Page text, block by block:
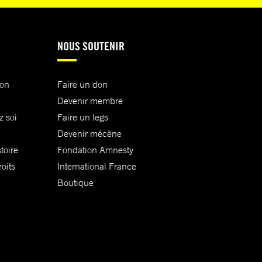
soi
NOUS SOUTENIR
Faire un don
Devenir membre
Faire un legs
Devenir mécène
Fondation Amnesty
International France
Boutique